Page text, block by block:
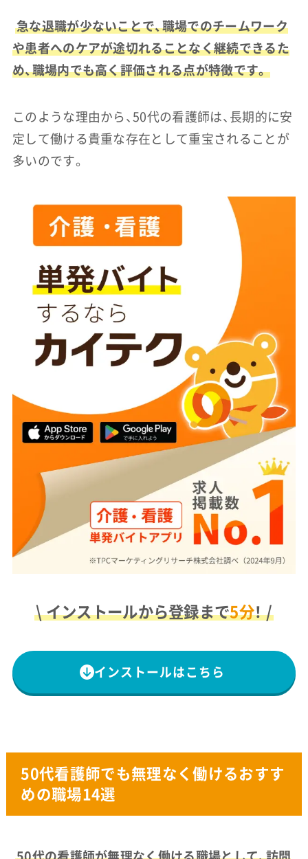
急な退職が少ないことで、職場でのチームワーク
や患者へのケアが途切れることなく継続できるた
め、職場内でも高く評価される点が特徴です。
このような理由から、50代の看護師は、長期的に安
定して働ける貴重な存在として重宝されることが
多いのです。
\ インストールから登録まで5分！ /
インストールはこちら
50代看護師でも無理なく働けるおすす
めの職場14選
50代の看護師が無理なく働ける職場として、訪問